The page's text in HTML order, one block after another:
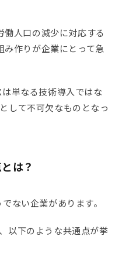
働人口の減少に対応する
作りが企業にとって急
単なる技術導入ではな
して不可欠なものとなっ
は？
ない企業があります。
以下のような共通点が挙